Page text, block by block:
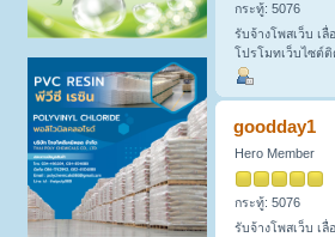
กระทู้: 5076
รับจ้างโพสเว็บ เ
โปรโมทเว็บไซต์
goodday1
Hero Member
กระทู้: 5076
รับจ้างโพสเว็บ เ